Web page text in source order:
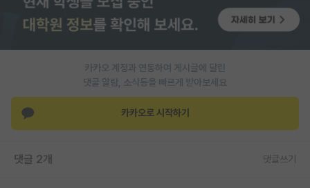
카카오 계정과 연동하여 게시글에 달린
댓글 알람, 소식등을 빠르게 받아보세요
카카오로 시작하기
댓글 2개 댓글쓰기